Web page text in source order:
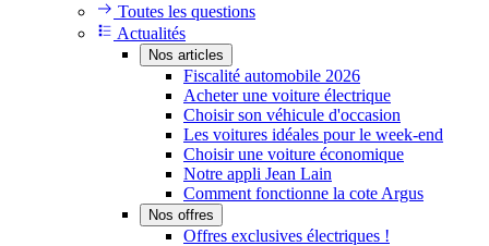
Toutes les questions
Actualités
Nos articles
Fiscalité automobile 2026
Acheter une voiture électrique
Choisir son véhicule d'occasion
Les voitures idéales pour le week-end
Choisir une voiture économique
Notre appli Jean Lain
Comment fonctionne la cote Argus
Nos offres
Offres exclusives électriques !